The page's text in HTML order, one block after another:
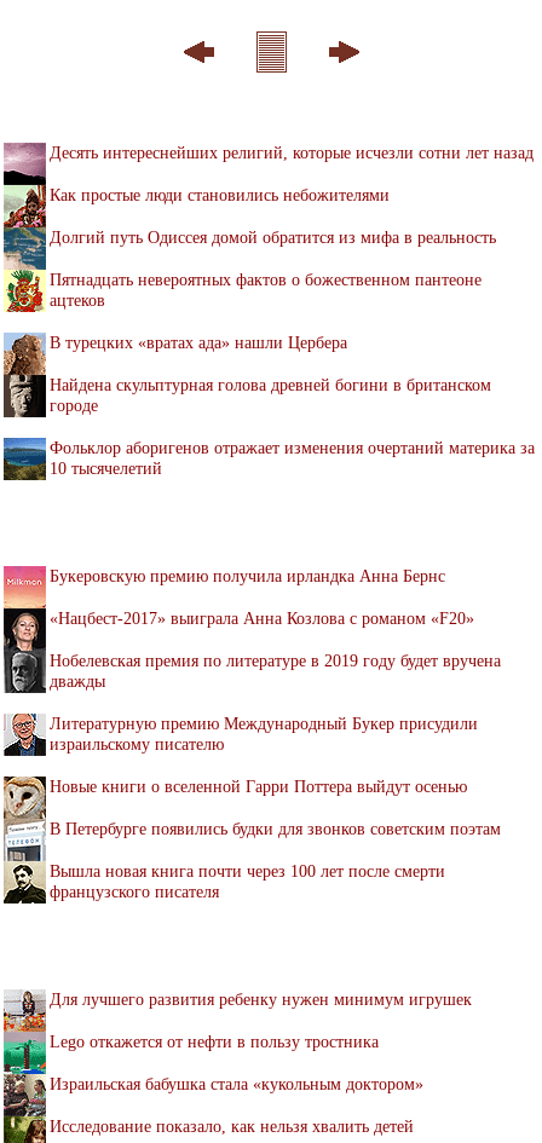
Десять интереснейших религий, которые исчезли сотни лет назад
Как простые люди становились небожителями
Долгий путь Одиссея домой обратится из мифа в реальность
Пятнадцать невероятных фактов о божественном пантеоне
ацтеков
В турецких «вратах ада» нашли Цербера
Найдена скульптурная голова древней богини в британском
городе
Фольклор аборигенов отражает изменения очертаний материка за
10 тысячелетий
Букеровскую премию получила ирландка Анна Бернс
«Нацбест-2017» выиграла Анна Козлова с романом «F20»
Нобелевская премия по литературе в 2019 году будет вручена
дважды
Литературную премию Международный Букер присудили
израильскому писателю
Новые книги о вселенной Гарри Поттера выйдут осенью
В Петербурге появились будки для звонков советским поэтам
Вышла новая книга почти через 100 лет после смерти
французского писателя
Для лучшего развития ребенку нужен минимум игрушек
Lego откажется от нефти в пользу тростника
Израильская бабушка стала «кукольным доктором»
Исследование показало, как нельзя хвалить детей